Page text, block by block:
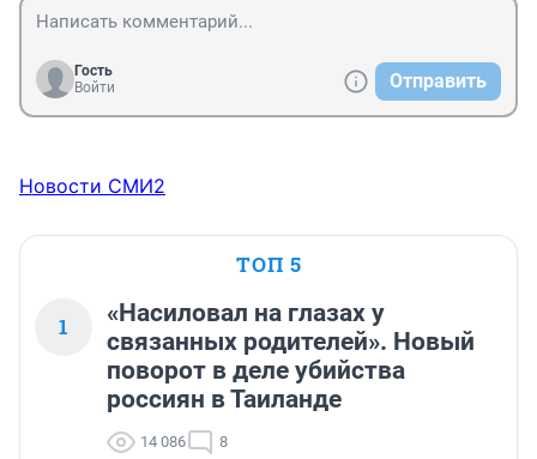
Гость
Войти
Отправить
Новости СМИ2
ТОП 5
1
«Насиловал на глазах у
связанных родителей». Новый
поворот в деле убийства
россиян в Таиланде
14 086 8